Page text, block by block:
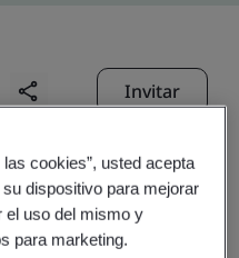
Invitar
cookies”, usted acepta
dispositivo para mejorar
el uso del mismo y
para marketing.